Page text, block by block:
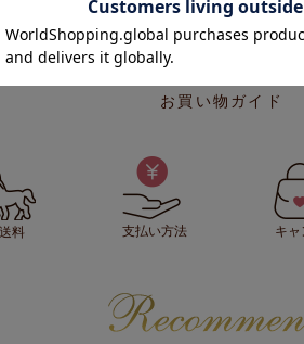
お買い物ガイド
料 支払い方法 キャ